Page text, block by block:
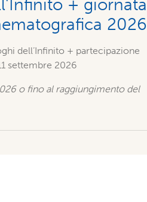
+ giornata
2026
dell’Infinito + partecipazione
settembre 2026
o fino al raggiungimento del